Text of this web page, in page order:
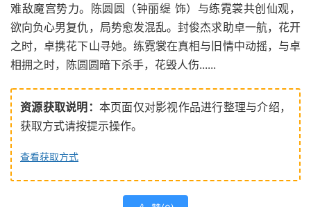
难敌魔宫势力。陈圆圆（钟丽缇 饰）与练霓裳共创仙观，
欲向负心男复仇，局势愈发混乱。封俊杰求助卓一航，花开
之时，卓携花下山寻她。练霓裳在真相与旧情中动摇，与卓
相拥之时，陈圆圆暗下杀手，花毁人伤......
资源获取说明： 本页面仅对影视作品进行整理与介绍，
获取方式请按提示操作。
查看获取方式